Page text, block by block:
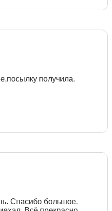
получила.
Спасибо большое.